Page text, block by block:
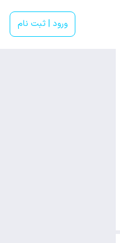
ورود | ثبت نام